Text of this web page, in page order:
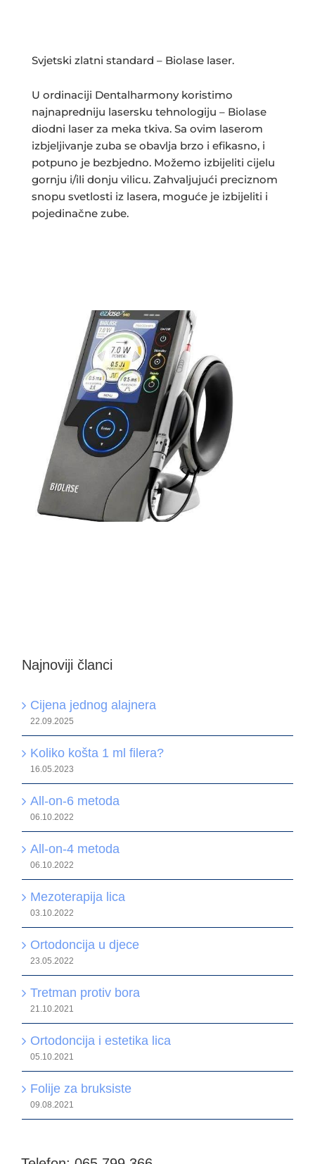
Svjetski zlatni standard – Biolase laser.
U ordinaciji Dentalharmony koristimo
najnapredniju lasersku tehnologiju – Biolase
diodni laser za meka tkiva. Sa ovim laserom
izbjeljivanje zuba se obavlja brzo i efikasno, i
potpuno je bezbjedno. Možemo izbijeliti cijelu
gornju i/ili donju vilicu. Zahvaljujući preciznom
snopu svetlosti iz lasera, moguće je izbijeliti i
pojedinačne zube.
Najnoviji članci
Cijena jednog alajnera
22.09.2025
Koliko košta 1 ml filera?
16.05.2023
All-on-6 metoda
06.10.2022
All-on-4 metoda
06.10.2022
Mezoterapija lica
03.10.2022
Ortodoncija u djece
23.05.2022
Tretman protiv bora
21.10.2021
Ortodoncija i estetika lica
05.10.2021
Folije za bruksiste
09.08.2021